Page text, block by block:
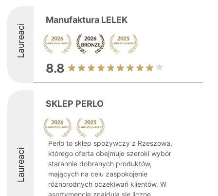
Laureaci
Manufaktura LELEK
8.8
Laureaci
SKLEP PERLO
Perło to sklep spożywczy z Rzeszowa,
którego oferta obejmuje szeroki wybór
starannie dobranych produktów,
mających na celu zaspokojenie
różnorodnych oczekiwań klientów. W
asortymencie znajdują się liczne